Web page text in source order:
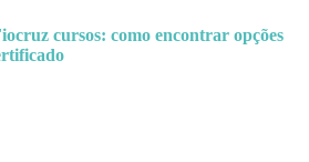
cursos: como encontrar opções